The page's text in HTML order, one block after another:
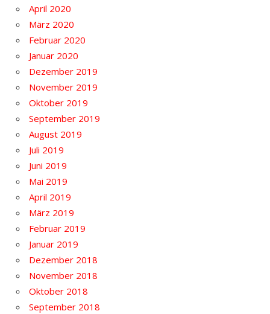
April 2020
März 2020
Februar 2020
Januar 2020
Dezember 2019
November 2019
Oktober 2019
September 2019
August 2019
Juli 2019
Juni 2019
Mai 2019
April 2019
März 2019
Februar 2019
Januar 2019
Dezember 2018
November 2018
Oktober 2018
September 2018